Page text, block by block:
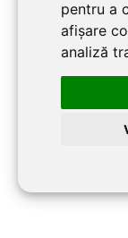
pentru a
afișare
analiză
ADRESA
jud. Prahova,
URMĂREȘTE-NE
©2026 BRADUL